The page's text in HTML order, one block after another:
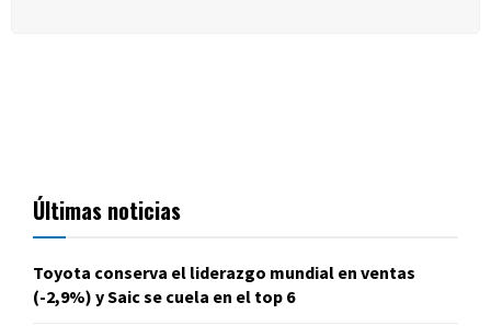
Últimas noticias
Toyota conserva el liderazgo mundial en ventas
(-2,9%) y Saic se cuela en el top 6